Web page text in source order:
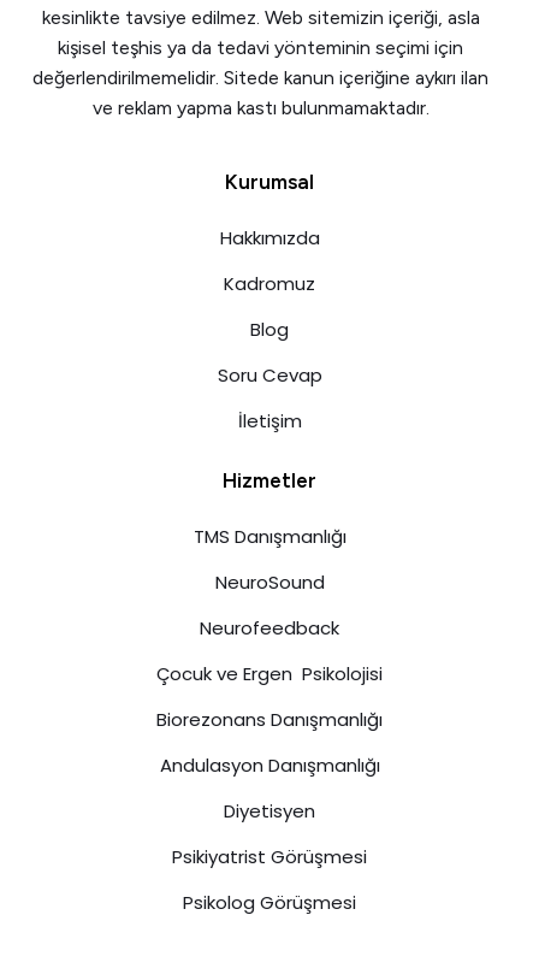
kesinlikte tavsiye edilmez. Web sitemizin içeriği, asla
kişisel teşhis ya da tedavi yönteminin seçimi için
değerlendirilmemelidir. Sitede kanun içeriğine aykırı ilan
ve reklam yapma kastı bulunmamaktadır.
Kurumsal
Hakkımızda
Kadromuz
Blog
Soru Cevap
İletişim
Hizmetler
TMS Danışmanlığı
NeuroSound
Neurofeedback
Çocuk ve Ergen Psikolojisi
Biorezonans Danışmanlığı
Andulasyon Danışmanlığı
Diyetisyen
Psikiyatrist Görüşmesi
Psikolog Görüşmesi